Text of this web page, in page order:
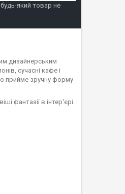
який товар не
дизайнерським
сучасні кафе і
прийме зручну форму
фантазії в інтер'єрі.